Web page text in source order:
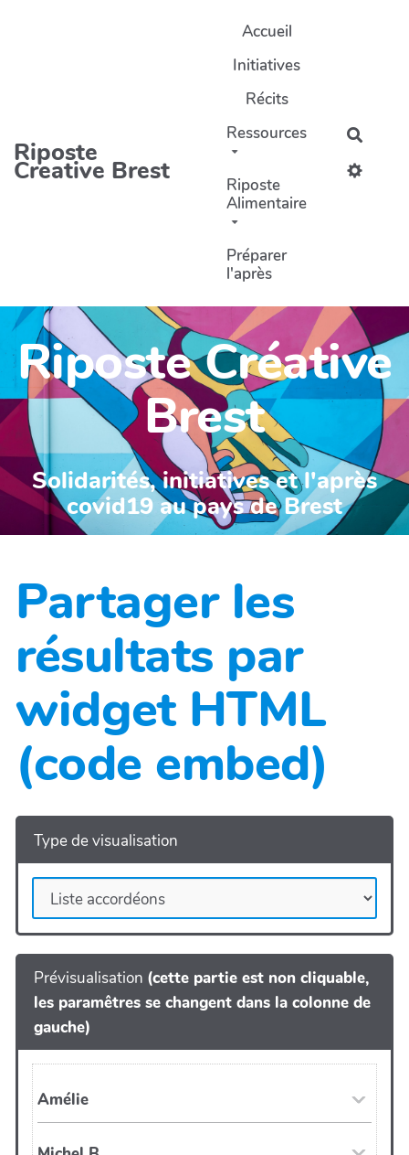
Riposte
Creative Brest
Accueil
Initiatives
Récits
Ressources
Riposte
Alimentaire
Préparer
l'après
Riposte Créative
Brest
Solidarités, initiatives et l'après
covid19 au pays de Brest
Partager les
résultats par
widget HTML
(code embed)
Type de visualisation
Prévisualisation (cette partie est non cliquable,
les paramêtres se changent dans la colonne de
gauche)